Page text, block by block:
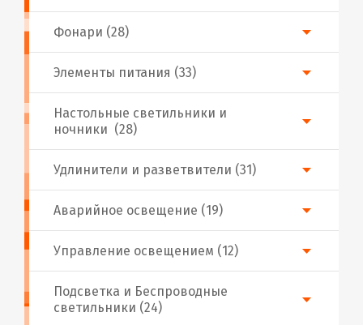
Фонари (28)
Аварийное освещение (19)
Настольные светильники и
ночники (28)
Подсветка и Беспроводные
светильники (24)
Удлинители и разветвители (31)
Управление освещением (12)
Элементы питания (33)